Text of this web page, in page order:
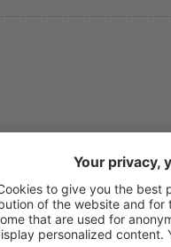
Pircher
e consulenza fiscale